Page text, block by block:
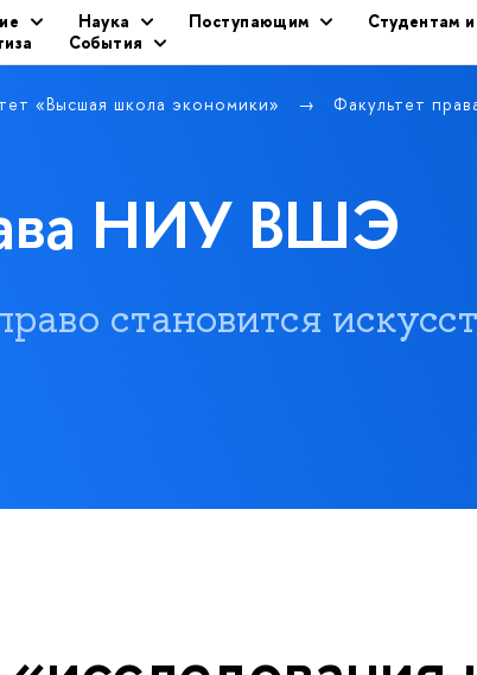
Наука Поступающим
Студентам
События
«Высшая школа экономики» Факультет
НИУ ВШЭ
становится